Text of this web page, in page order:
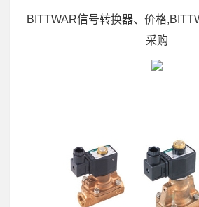
BITTWAR信号转换器、价格
采购